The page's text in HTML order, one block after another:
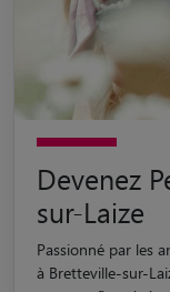
Devenez
sur-Laize
Passionné par les
à Bretteville-sur-